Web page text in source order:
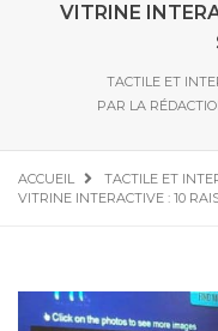
VITRINE
TACTILE ET
PAR LA
ACCUEIL
TACTILE ET
VITRINE INTERACTIVE : 10